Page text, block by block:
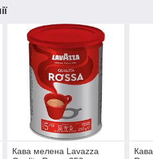
Кава мелена Lavazza